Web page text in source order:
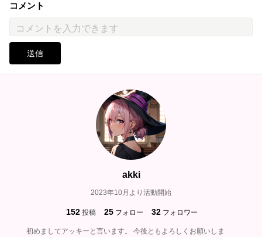
コメント
送信
akki
2023年10月より活動開始
152 投稿 25 フォロー 32 フォロワー
初めましてアッキーと言います。 今後ともよろしくお願いしま